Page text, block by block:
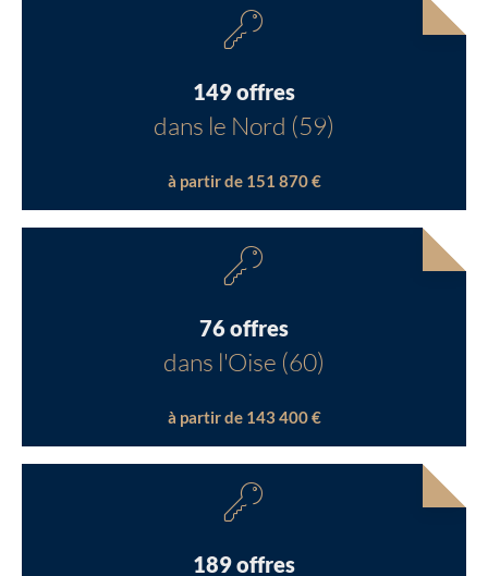
149 offres
dans le Nord (59)
à partir de 151 870 €
76 offres
dans l'Oise (60)
à partir de 143 400 €
189 offres